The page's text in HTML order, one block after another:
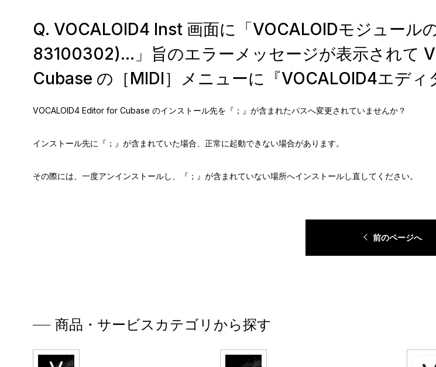
Q. VOCALOID4 Inst 画面に「VOCALOIDモジュール
83100302)...」旨のエラーメッセージが表示されて
Cubase の［MIDI］メニューに『VOCALOID4エディ
VOCALOID4 Editor for Cubase のインストール先を『；』が含まれたパスへ変更されていませんか？
インストール先に『；』が含まれていた場合、正常に起動できない場合があります。
その際には、一度アンインストールし、『；』が含まれていない場所へインストールし直してください。
前のページへ
商品・サービスカテゴリから探す